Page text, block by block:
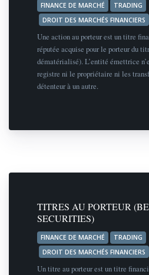
FINANCE DE MARCHÉ
TRADING
DROIT DES MARCHÉS FINANCIERS
Une action au porteur est un titre
réputée acquise pour le porteur du
dématérialisé). L’entité émettrice
registre ni le propriétaire ni les
détenteur à un autre.
TITRES AU PORTEUR
SECURITIES)
FINANCE DE MARCHÉ
TRADING
DROIT DES MARCHÉS FINANCIERS
Un titre au porteur est un titre